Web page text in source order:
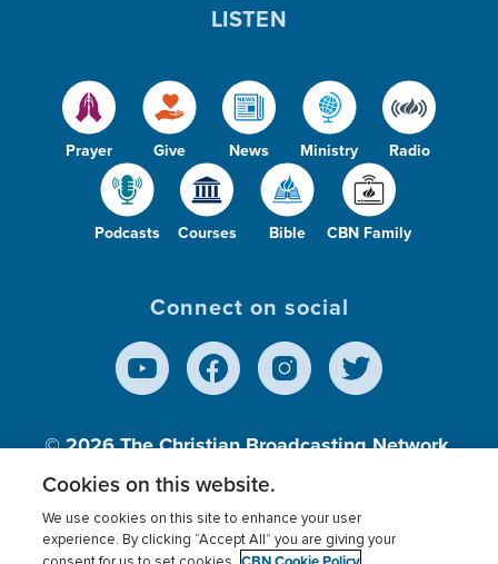
Prayer Give News Ministry Radio
Podcasts Courses Bible CBN Family
LISTEN
Connect on social
© 2026The Christian Broadcasting Network,
Inc., A nonprofit 501 (c)(3) Charitable
Cookies on this website.
We use cookies on this site to enhance your user
experience. By clicking “Accept All” you are giving your